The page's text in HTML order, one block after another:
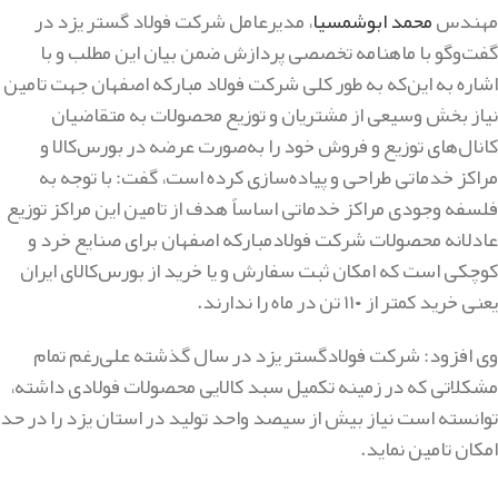
مهندسمحمد ابوشمسیا، مدیرعامل شرکت فولاد گستر یزد در
گفت‌وگو با ماهنامه تخصصی پردازش ضمن بیان این مطلب و با
اشاره به ‌این‌که به طور کلی شرکت فولاد مبارکه اصفهان جهت تامین
نیاز بخش وسیعی از مشتریان و توزیع محصولات به متقاضیان
کانال‌های توزیع و فروش خود را به‌صورت عرضه در بورس‌کالا و
مراکز خدماتی طراحی و پیاده‌سازی کرده است، گفت: با توجه به
فلسفه وجودی مراکز خدماتی اساساً هدف از تامین این مراکز توزیع
عادلانه محصولات شرکت فولادمبارکه اصفهان برای صنایع خرد و
کوچکی است که امکان ثبت سفارش و یا خرید از بورس‌کالای ایران
یعنی خرید کمتر از ۱۱۰ تن در ماه را ندارند.
وی افزود: شرکت فولادگستر یزد در سال گذشته علی‌رغم تمام
مشکلاتی که در زمینه تکمیل سبد کالایی محصولات فولادی داشته،
توانسته است نیاز بیش از سیصد واحد تولید در استان یزد را در حد
امکان تامین نماید.